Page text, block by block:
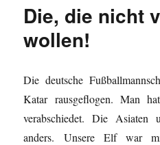
Die, die nicht
wollen!
Die deutsche
Katar rausgeflogen. Man
verabschiedet. Die
anders. Unsere Elf war